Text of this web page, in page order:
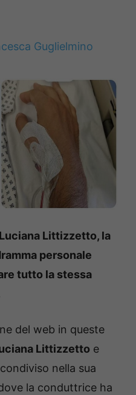
Guglielmino
Littizzetto, la
personale
tutto la stessa
del web in queste
Littizzetto e
nella sua
la conduttrice ha